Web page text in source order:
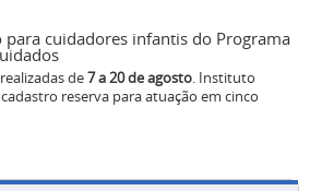
para cuidadores infantis do Programa
de7 a 20 de agosto. Instituto
reserva para atuação em cinco